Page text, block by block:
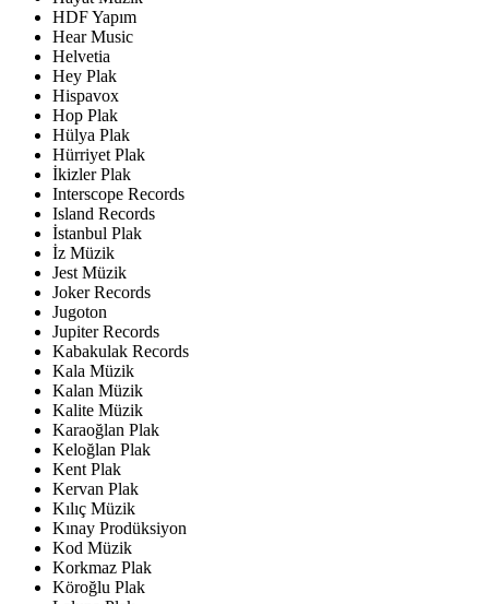
HDF Yapım
Hear Music
Helvetia
Hey Plak
Hispavox
Hop Plak
Hülya Plak
Hürriyet Plak
İkizler Plak
Interscope Records
Island Records
İstanbul Plak
İz Müzik
Jest Müzik
Joker Records
Jugoton
Jupiter Records
Kabakulak Records
Kala Müzik
Kalan Müzik
Kalite Müzik
Karaoğlan Plak
Keloğlan Plak
Kent Plak
Kervan Plak
Kılıç Müzik
Kınay Prodüksiyon
Kod Müzik
Korkmaz Plak
Köroğlu Plak